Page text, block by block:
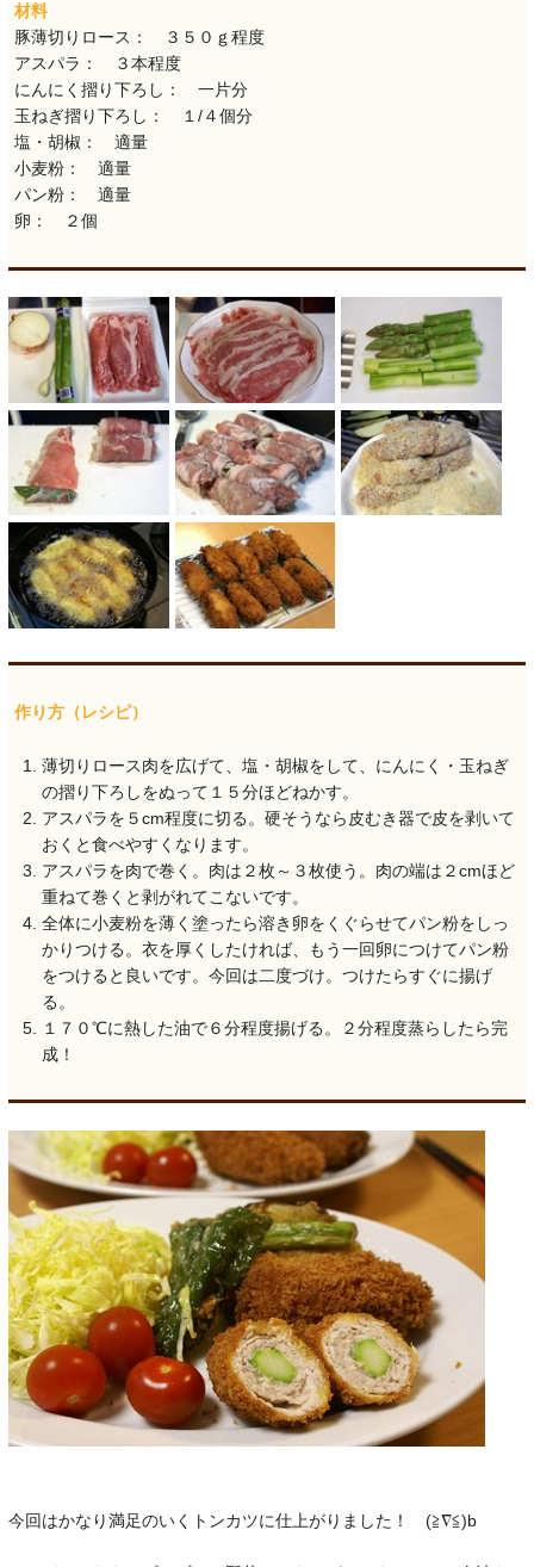
材料
豚薄切りロース： ３５０ｇ程度
アスパラ： ３本程度
にんにく摺り下ろし： 一片分
玉ねぎ摺り下ろし： １/４個分
塩・胡椒： 適量
小麦粉： 適量
パン粉： 適量
卵： ２個
作り方（レシピ）
薄切りロース肉を広げて、塩・胡椒をして、にんにく・玉ねぎ
の摺り下ろしをぬって１５分ほどねかす。
アスパラを５cm程度に切る。硬そうなら皮むき器で皮を剥いて
おくと食べやすくなります。
アスパラを肉で巻く。肉は２枚～３枚使う。肉の端は２cmほど
重ねて巻くと剥がれてこないです。
全体に小麦粉を薄く塗ったら溶き卵をくぐらせてパン粉をしっ
かりつける。衣を厚くしたければ、もう一回卵につけてパン粉
をつけると良いです。今回は二度づけ。つけたらすぐに揚げ
る。
１７０℃に熱した油で６分程度揚げる。２分程度蒸らしたら完
成！
今回はかなり満足のいくトンカツに仕上がりました！ (≧∇≦)b